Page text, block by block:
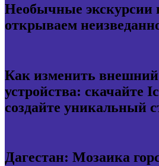
Необычные экскурсии
открываем
Как изменить внешний
устройства: скачайте
создайте уникальный
Дагестан: Мозаика